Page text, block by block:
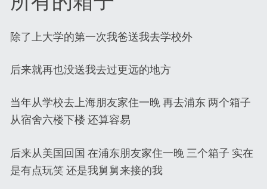
除了上大学的第一次我爸送我去学校外
后来就再也没送我去过更远的地方
当年从学校去上海朋友家住一晚 再去浦东 两个箱子
从宿舍六楼下楼 还算容易
后来从美国回国 在浦东朋友家住一晚 三个箱子 实在
是有点玩笑 还是我舅舅来接的我